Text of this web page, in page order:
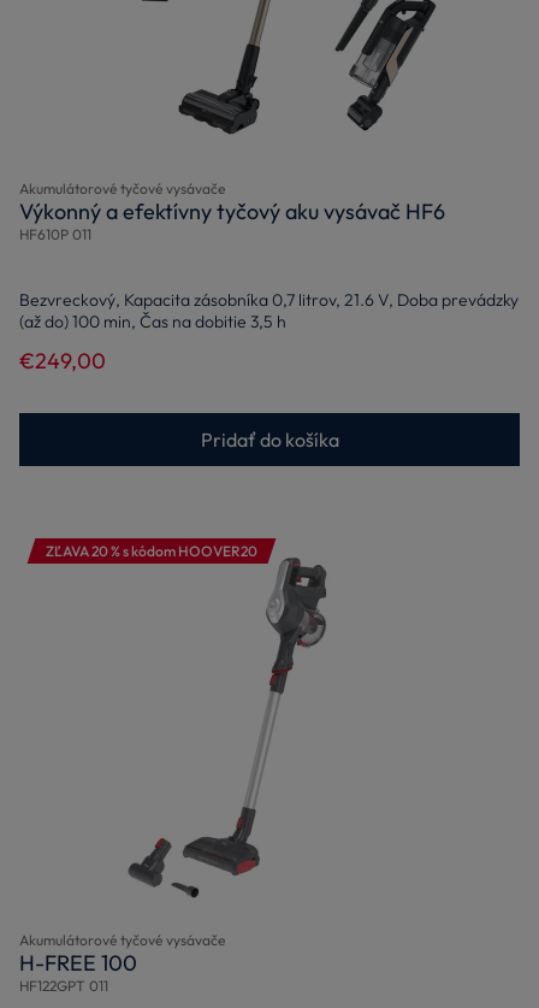
Akumulátorové tyčové vysávače
Výkonný a efektívny tyčový aku vysávač HF6
HF610P 011
Bezvreckový, Kapacita zásobníka 0,7 litrov, 21.6 V, Doba prevádzky
(až do) 100 min, Čas na dobitie 3,5 h
€249,00
Pridať do košíka
ZĽAVA 20 % s kódom HOOVER20
Akumulátorové tyčové vysávače
H-FREE 100
HF122GPT 011